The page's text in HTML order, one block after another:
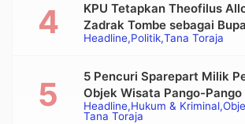
Headline Politik Tana Toraja
KPU Tetapkan Theofilus
Zadrak Tombe sebagai
Bupati Tana Toraja Terpilih
Headline Hukum & Kriminal
Tana Toraja
5 Pencuri Sparepart Milik
Objek Wisata Pango-
Polisi